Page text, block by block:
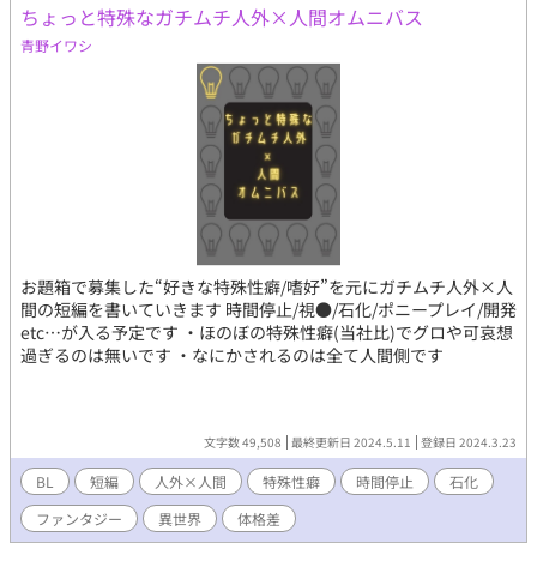
ちょっと特殊なガチムチ人外×人間オムニバス
青野イワシ
お題箱で募集した“好きな特殊性癖/嗜好”を元にガチムチ人外×人
間の短編を書いていきます 時間停止/視●/石化/ポニープレイ/開発
etc…が入る予定です ・ほのぼの特殊性癖(当社比)でグロや可哀想
過ぎるのは無いです ・なにかされるのは全て人間側です
文字数 49,508 最終更新日 2024.5.11 登録日 2024.3.23
BL 短編 人外×人間 特殊性癖 時間停止
石化
ファンタジー
異世界 体格差